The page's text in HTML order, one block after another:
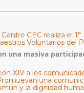
Centro CEC realiza el
Voluntarios del
una masiva
XIV a los
una
y la dignidad